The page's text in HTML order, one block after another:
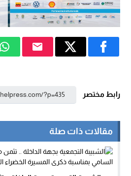
رابط مختصر
مقالات ذات صلة